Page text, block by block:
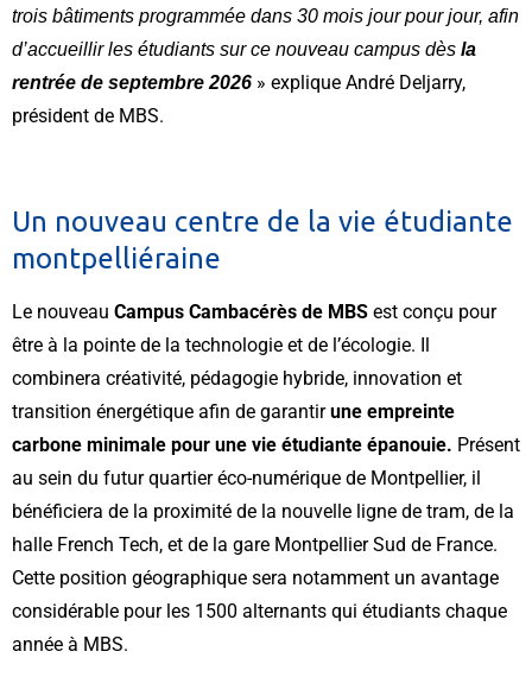
trois bâtiments programmée dans 30 mois jour pour jour, afin
d’accueillir les étudiants sur ce nouveau campus dès la
rentrée de septembre 2026 » explique André Deljarry,
président de MBS.
Un nouveau centre de la vie étudiante
montpelliéraine
Le nouveau Campus Cambacérès de MBS est conçu pour
être à la pointe de la technologie et de l’écologie. Il
combinera créativité, pédagogie hybride, innovation et
transition énergétique afin de garantirune empreinte
carbone minimale pour une vie étudiante épanouie. Présent
au sein du futur quartier éco-numérique de Montpellier, il
bénéficiera de la proximité de la nouvelle ligne de tram, de la
halle French Tech, et de la gare Montpellier Sud de France.
Cette position géographique sera notamment un avantage
considérable pour les 1500 alternants qui étudiants chaque
année à MBS.